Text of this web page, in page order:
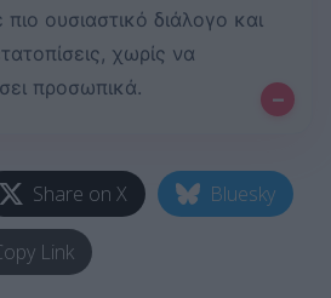
ουσιαστικό διάλογο και
χωρίς να
προσωπικά.
–
Share on X Bluesky
Link